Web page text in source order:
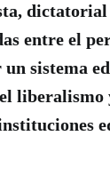
entre el
sistema
liberalismo